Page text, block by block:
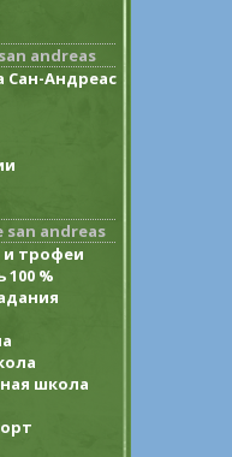
andreas
Сан-Андреас
andreas
трофеи
100 %
школа